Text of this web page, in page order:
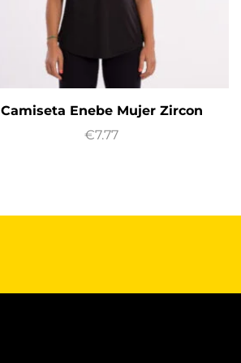
Camiseta Enebe Mujer Zircon
€7.77